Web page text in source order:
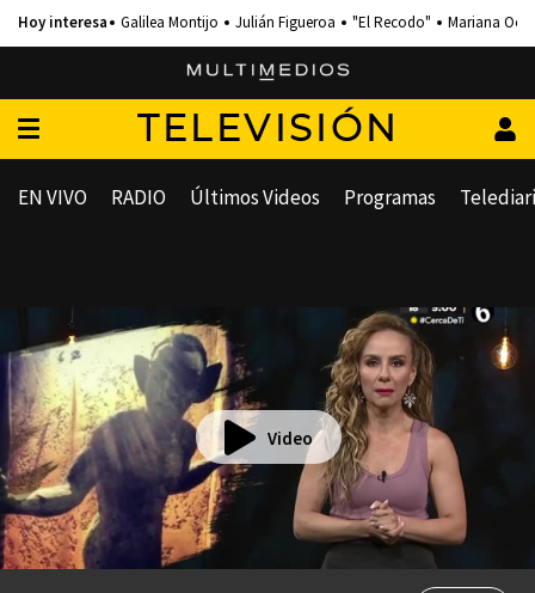
Galilea Montijo Julián Figueroa "El Recodo" Mariana
TELEVISIÓN
EN VIVO RADIO Últimos Videos Programas
Video